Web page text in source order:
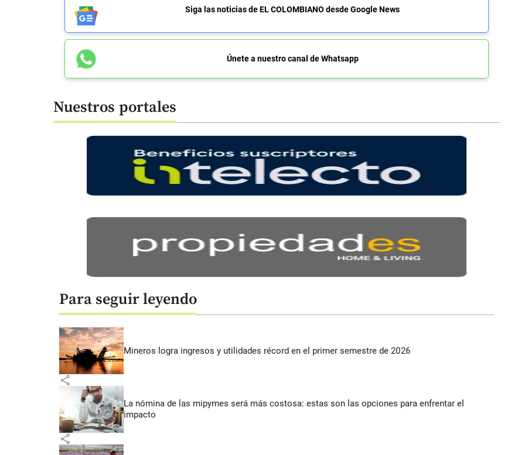
Siga las noticias de EL COLOMBIANO desde Google News
Únete a nuestro canal de Whatsapp
Nuestros portales
Para seguir leyendo
Mineros logra ingresos y utilidades récord en el primer semestre de 2026
share
La nómina de las mipymes será más costosa: estas son las opciones para enfrentar el
impacto
share